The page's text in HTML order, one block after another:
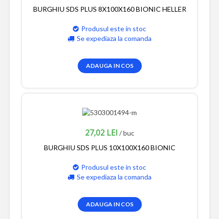
BURGHIU SDS PLUS 8X100X160 BIONIC HELLER
Produsul este in stoc
Se expediaza la comanda
ADAUGA IN COS
27,02 LEI / buc
BURGHIU SDS PLUS 10X100X160 BIONIC
Produsul este in stoc
Se expediaza la comanda
ADAUGA IN COS